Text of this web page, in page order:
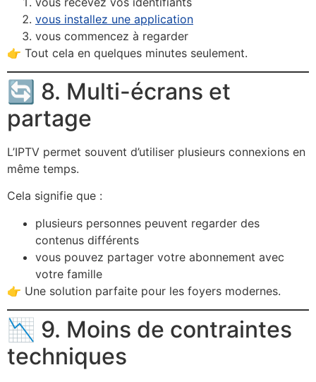
vous installez une application
vous commencez à regarder
👉 Tout cela en quelques minutes seulement.
🔄 8. Multi-écrans et
partage
L’IPTV permet souvent d’utiliser plusieurs connexions en
même temps.
Cela signifie que :
plusieurs personnes peuvent regarder des
contenus différents
vous pouvez partager votre abonnement avec
votre famille
👉 Une solution parfaite pour les foyers modernes.
📉 9. Moins de contraintes
techniques